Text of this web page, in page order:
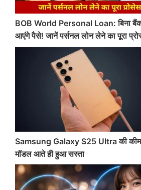
BOB World Personal Loan: बिना बैंक
आएंगे पैसे! जानें पर्सनल लोन लेने का पूरा
Samsung Galaxy S25 Ultra की कीमत
मॉडल आते ही हुआ सस्ता